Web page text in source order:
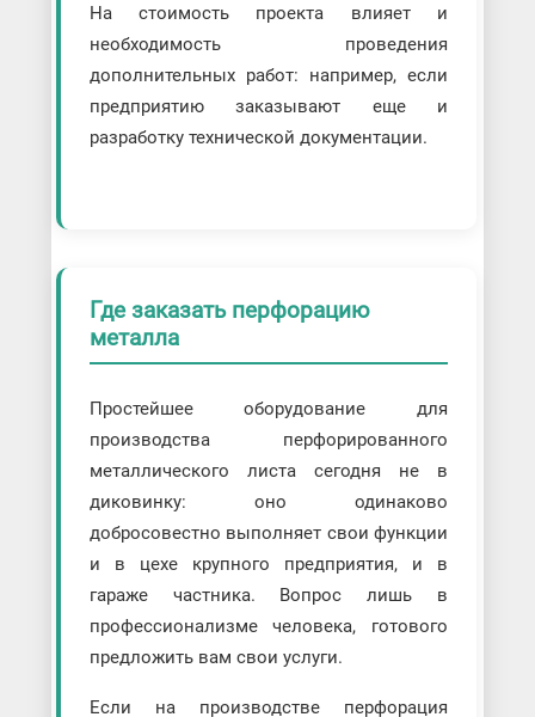
На стоимость проекта влияет и
необходимость проведения
дополнительных работ: например, если
предприятию заказывают еще и
разработку технической документации.
Где заказать перфорацию
металла
Простейшее оборудование для
производства перфорированного
металлического листа сегодня не в
диковинку: оно одинаково
добросовестно выполняет свои функции
и в цехе крупного предприятия, и в
гараже частника. Вопрос лишь в
профессионализме человека, готового
предложить вам свои услуги.
Если на производстве перфорация